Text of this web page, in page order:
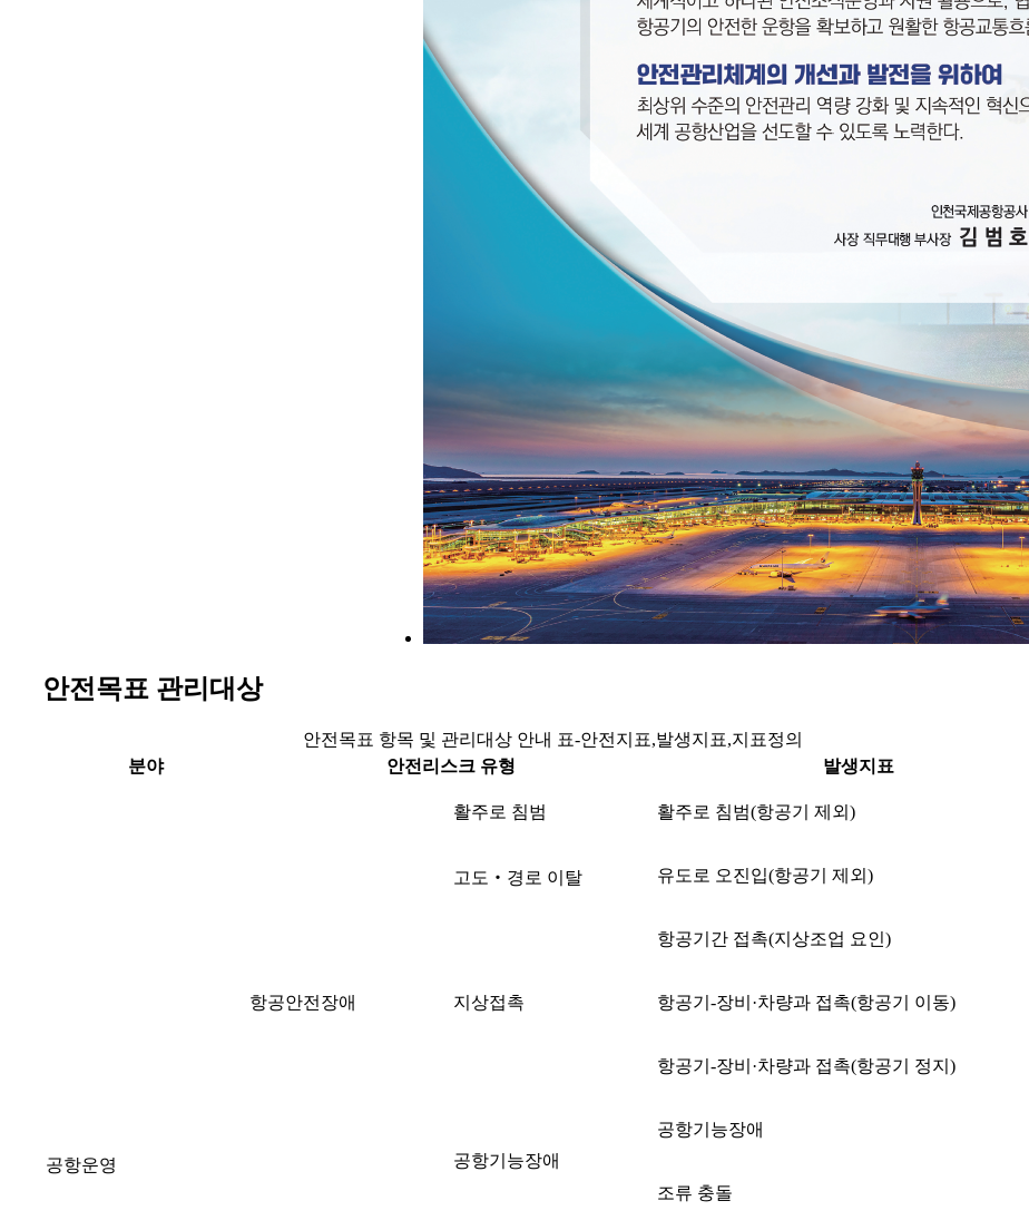
안전목표 관리대상
안전목표 항목 및 관리대상 안내 표-안전지표,발생지표,지표정의
분야
안전리스크 유형 발생지표
공항운영
항공안전장애
활주로 침범 활주로 침범(항공기 제외)
고도‧경로 이탈 유도로 오진입(항공기 제외)
지상접촉
항공기간 접촉(지상조업 요인)
항공기-장비·차량과 접촉(항공기 이동)
항공기-장비·차량과 접촉(항공기 정지)
공항기능장애
공항기능장애
조류 충돌